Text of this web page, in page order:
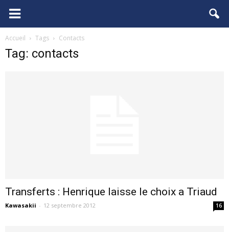
FCGB.net
Accueil Tags Contacts
Tag: contacts
Transferts : Henrique laisse le choix a Triaud
Kawasakii - 12 septembre 2012 16